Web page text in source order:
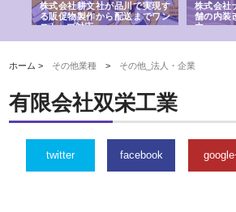
株式会社耕文社が品川で実現す
る販促物製作から配送までワン
ストップ対応
株式会社
舗の内装
由
ホーム > その他業種 > その他_法人・企業
有限会社双栄工業
twitter facebook